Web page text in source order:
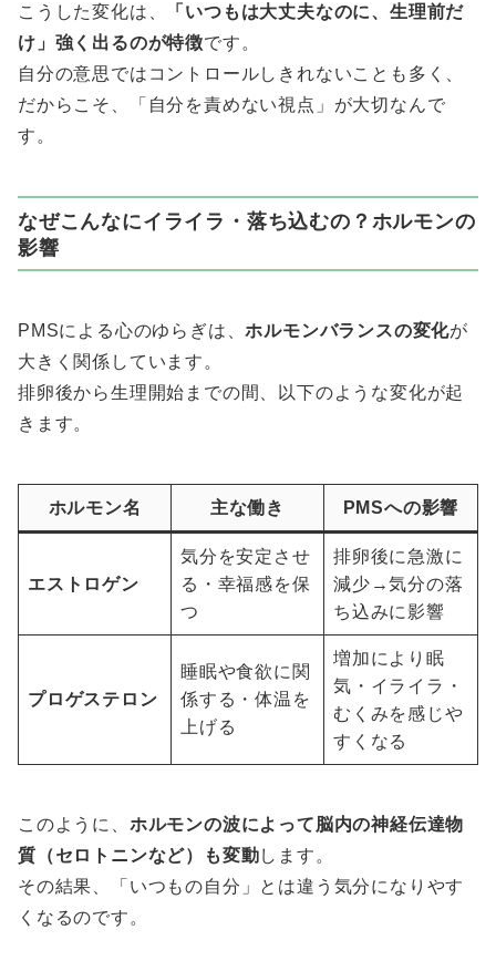
こうした変化は、
「いつもは大丈夫なのに、生理前だ
け」強く出るのが特徴です。
自分の意思ではコントロールしきれないことも多く、
だからこそ、「自分を責めない視点」が大切なんで
す。
なぜこんなにイライラ・落ち込むの？ホルモンの
影響
PMSによる心のゆらぎは、ホルモンバランスの変化が
大きく関係しています。
排卵後から生理開始までの間、以下のような変化が起
きます。
ホルモン名 主な働き PMSへの影響
エストロゲン
気分を安定させ
る・幸福感を保
つ
排卵後に急激に
減少→気分の落
ち込みに影響
プロゲステロン
睡眠や食欲に関
係する・体温を
上げる
増加により眠
気・イライラ・
むくみを感じや
すくなる
このように、 ホルモンの波によって脳内の神経伝達物
質（セロトニンなど）も変動します。
その結果、「いつもの自分」とは違う気分になりやす
くなるのです。